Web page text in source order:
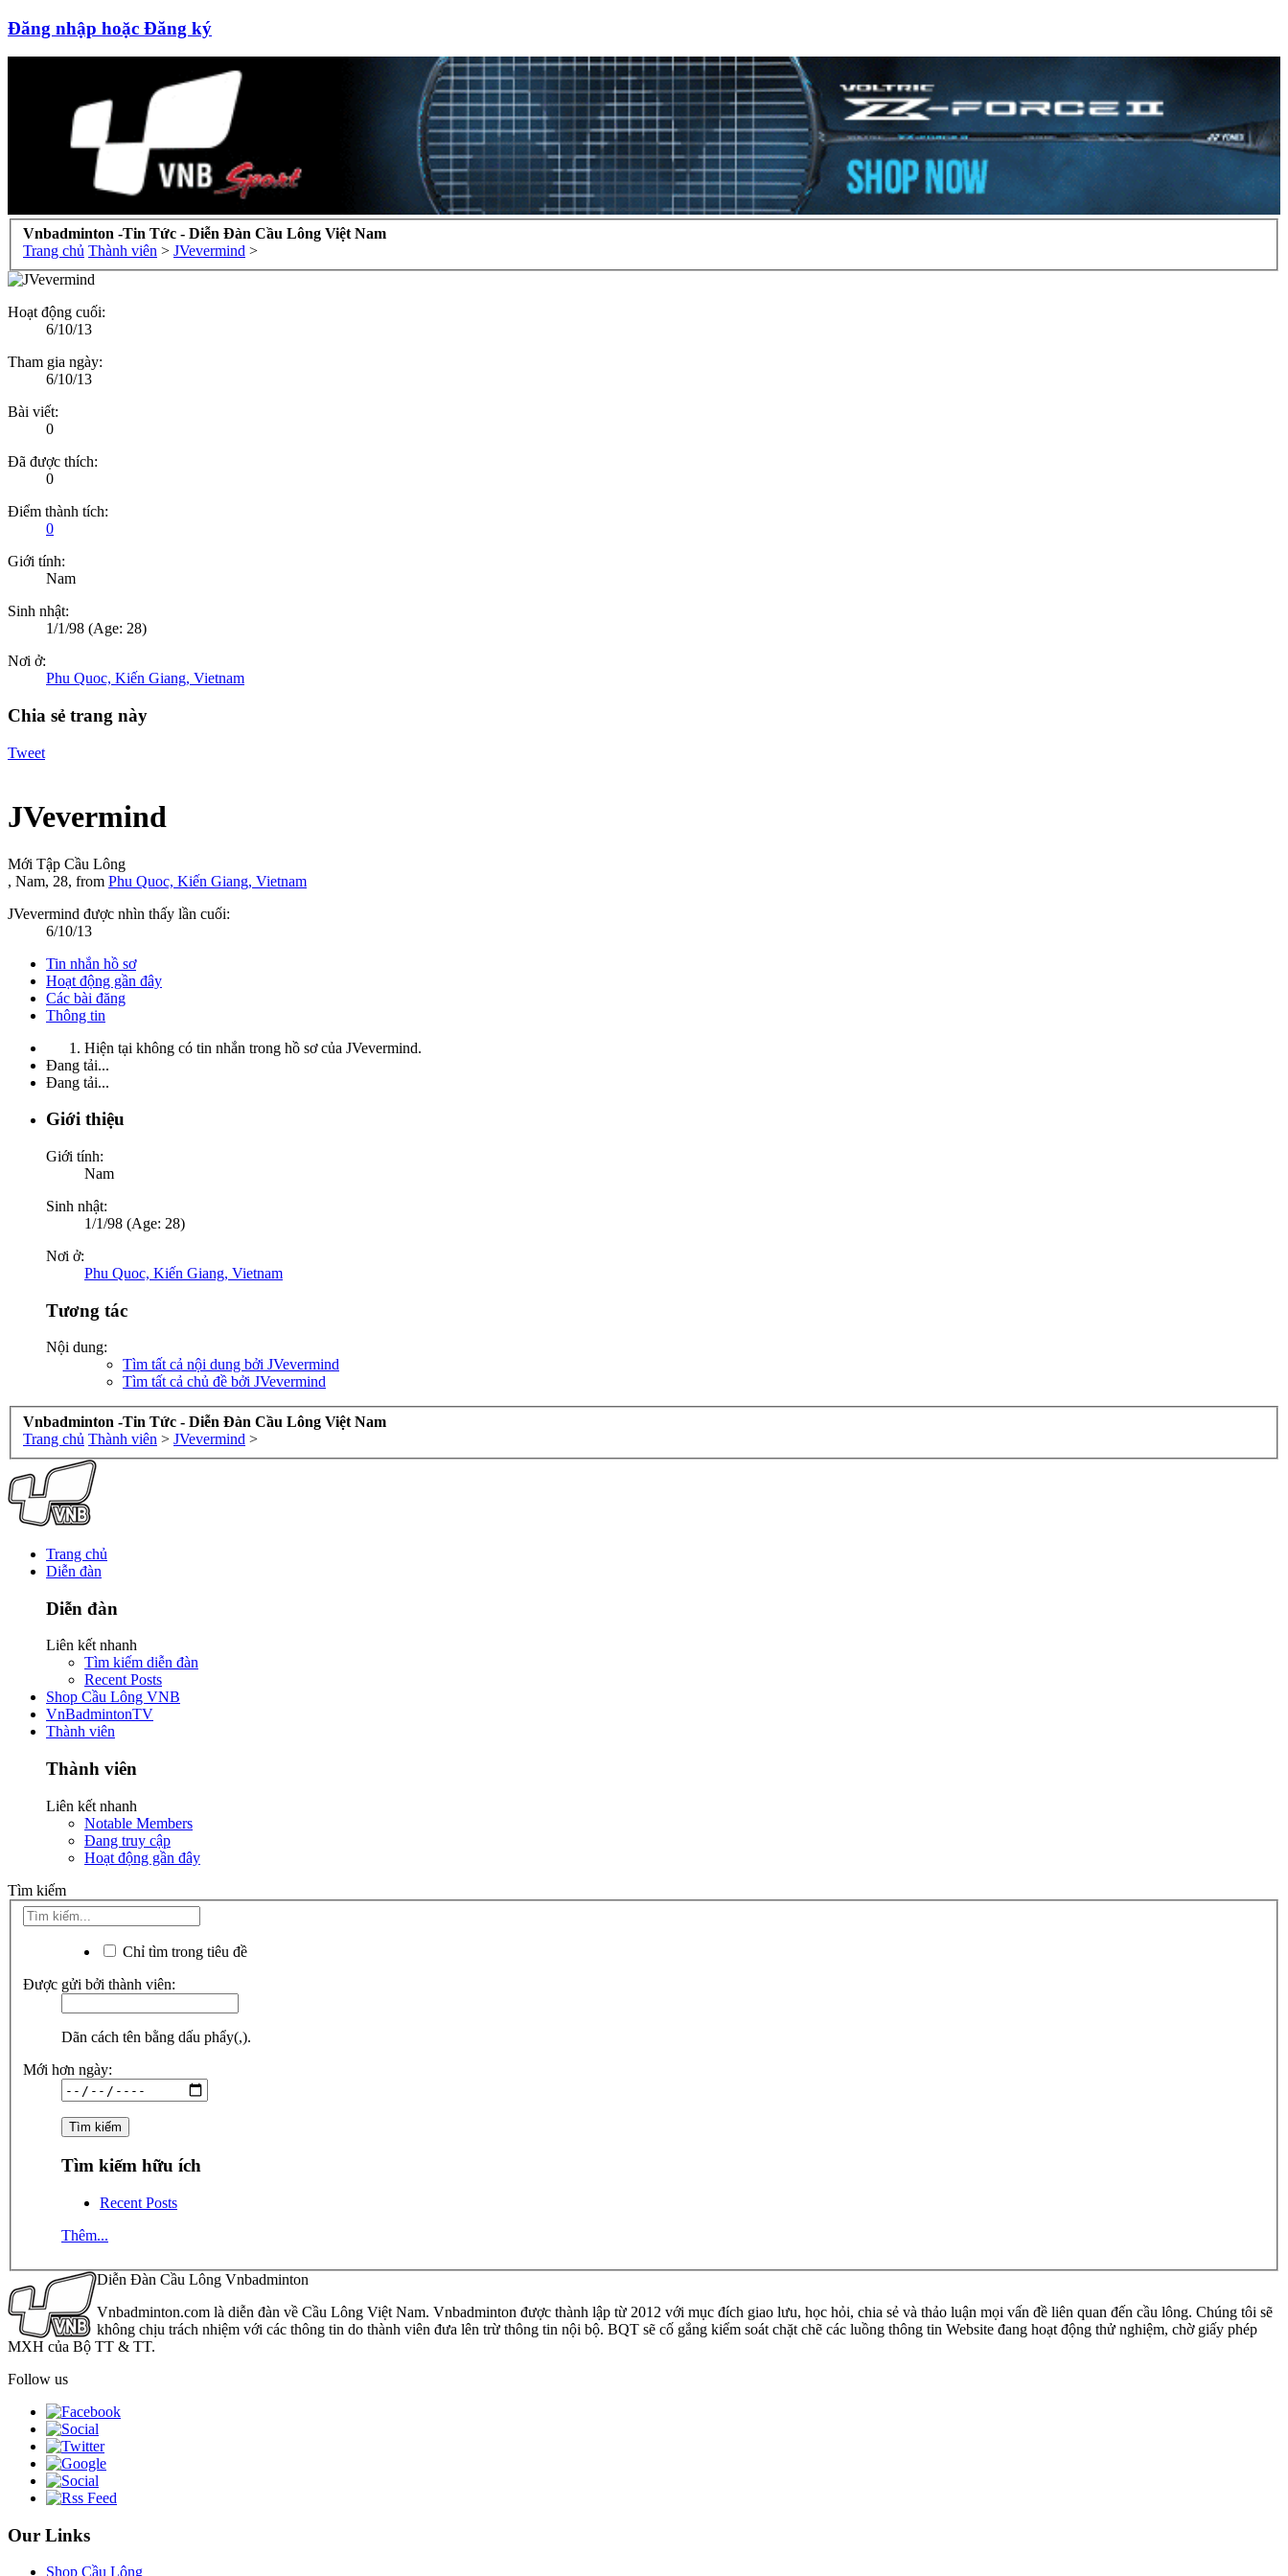
Đăng nhập hoặc Đăng ký
Vnbadminton -Tin Tức - Diễn Đàn Cầu Lông Việt Nam
Trang chủ Thành viên > JVevermind >
Hoạt động cuối:
6/10/13
Tham gia ngày:
6/10/13
Bài viết:
0
Đã được thích:
0
Điểm thành tích:
0
Giới tính:
Nam
Sinh nhật:
1/1/98 (Age: 28)
Nơi ở:
Phu Quoc, Kiến Giang, Vietnam
Chia sẻ trang này
Tweet
JVevermind
Mới Tập Cầu Lông
, Nam, 28, from Phu Quoc, Kiến Giang, Vietnam
JVevermind được nhìn thấy lần cuối:
6/10/13
Tin nhắn hồ sơ
Hoạt động gần đây
Các bài đăng
Thông tin
Hiện tại không có tin nhắn trong hồ sơ của JVevermind.
Đang tải...
Đang tải...
Giới thiệu
Giới tính:
Nam
Sinh nhật:
1/1/98 (Age: 28)
Nơi ở:
Phu Quoc, Kiến Giang, Vietnam
Tương tác
Nội dung:
Tìm tất cả nội dung bởi JVevermind
Tìm tất cả chủ đề bởi JVevermind
Vnbadminton -Tin Tức - Diễn Đàn Cầu Lông Việt Nam
Trang chủ Thành viên > JVevermind >
Trang chủ
Diễn đàn
Diễn đàn
Liên kết nhanh
Tìm kiếm diễn đàn
Recent Posts
Shop Cầu Lông VNB
VnBadmintonTV
Thành viên
Thành viên
Liên kết nhanh
Notable Members
Đang truy cập
Hoạt động gần đây
Tìm kiếm
Chỉ tìm trong tiêu đề
Được gửi bởi thành viên:
Dãn cách tên bằng dấu phẩy(,).
Mới hơn ngày:
Tìm kiếm hữu ích
Recent Posts
Thêm...
Diễn Đàn Cầu Lông Vnbadminton
Vnbadminton.com là diễn đàn về Cầu Lông Việt Nam. Vnbadminton được thành lập từ 2012 với mục đích giao lưu, học hỏi, chia sẻ và thảo luận mọi vấn đề liên quan đến cầu lông. Chúng tôi sẽ
không chịu trách nhiệm với các thông tin do thành viên đưa lên trừ thông tin nội bộ. BQT sẽ cố gắng kiểm soát chặt chẽ các luồng thông tin Website đang hoạt động thử nghiệm, chờ giấy phép
MXH của Bộ TT & TT.
Follow us
Our Links
Shop Cầu Lông